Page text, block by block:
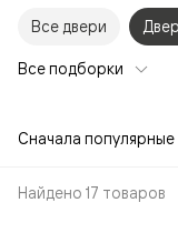
Все двери
Все подборки
Сначала популярные
Найдено 17 товаров